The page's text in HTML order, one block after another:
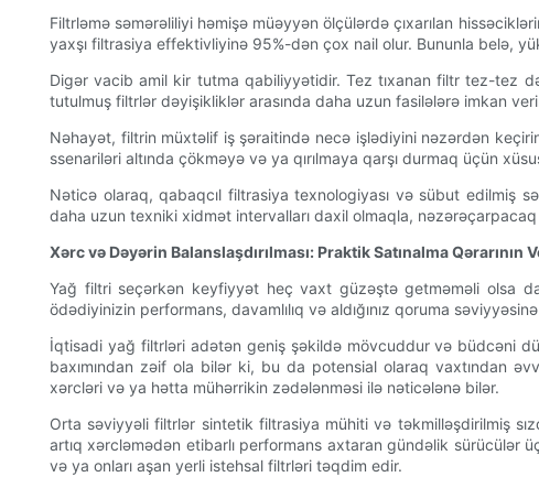
Filtrləmə səmərəliliyi həmişə müəyyən ölçülərdə çıxarılan
yaxşı filtrasiya effektivliyinə 95%-dən çox nail olur. Bununla belə,
Digər vacib amil kir tutma qabiliyyətidir. Tez tıxanan filtr tez-tez
tutulmuş filtrlər dəyişikliklər arasında daha uzun fasilələrə imkan
Nəhayət, filtrin müxtəlif iş şəraitində necə işlədiyini nəzərdən
ssenariləri altında çökməyə və ya qırılmaya qarşı durmaq üçün
Nəticə olaraq, qabaqcıl filtrasiya texnologiyası və sübut edilmiş
daha uzun texniki xidmət intervalları daxil olmaqla,
Xərc və Dəyərin Balanslaşdırılması: Praktik Satınalma Qərarının
Yağ filtri seçərkən keyfiyyət heç vaxt güzəştə getməməli olsa
ödədiyinizin performans, davamlılıq və aldığınız qoruma
İqtisadi yağ filtrləri adətən geniş şəkildə mövcuddur və büdcəni
baxımından zəif ola bilər ki, bu da potensial olaraq vaxtından
xərcləri və ya hətta mühərrikin zədələnməsi ilə nəticələnə bilər.
Orta səviyyəli filtrlər sintetik filtrasiya mühiti və təkmilləşdirilmiş
artıq xərcləmədən etibarlı performans axtaran gündəlik
və ya onları aşan yerli istehsal filtrləri təqdim edir.